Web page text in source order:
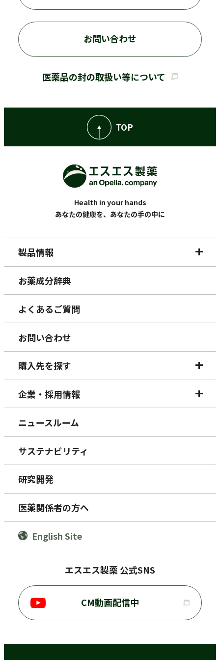
お問い合わせ
医薬品の封の取扱い等について
TOP
Health in your hands
あなたの健康を、あなたの手の中に
製品情報
お薬成分辞典
よくあるご質問
お問い合わせ
購入先を探す
企業・採用情報
ニュースルーム
サステナビリティ
研究開発
医薬関係者の方へ
English Site
エスエス製薬 公式SNS
CM動画配信中